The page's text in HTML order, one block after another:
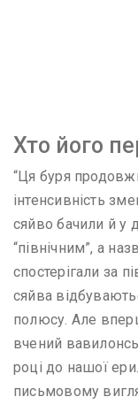
Хто його
“Ця буря
інтенсивність
сяйво бачили й у
“північним”, а
спостерігали за
сяйва
полюсу. Але
вчений
році до нашої
письмовому